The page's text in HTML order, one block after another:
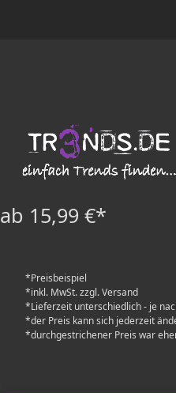
ab 15,99 €*
*Preisbeispiel
*inkl. MwSt. zzgl. Versand
*Lieferzeit unterschiedlich - je
*der Preis kann sich jederzeit
*durchgestrichener Preis war